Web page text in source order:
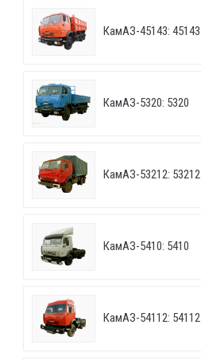
КамАЗ-45143: 45143
КамАЗ-5320: 5320
КамАЗ-53212: 53212
КамАЗ-5410: 5410
КамАЗ-54112: 54112